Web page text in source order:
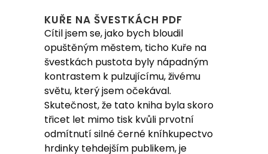
KUŘE NA ŠVESTKÁCH PDF
Cítil jsem se, jako bych bloudil
opuštěným městem, ticho Kuře na
švestkách pustota byly nápadným
kontrastem k pulzujícímu, živému
světu, který jsem očekával.
Skutečnost, že tato kniha byla skoro
třicet let mimo tisk kvůli prvotní
odmítnutí silné černé kníhkupectvo
hrdinky tehdejším publikem, je